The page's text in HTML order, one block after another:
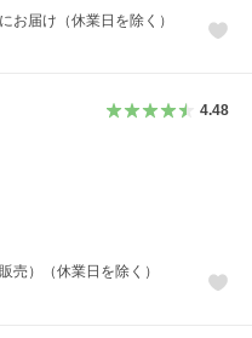
お届け（休業日を除く）
4.48
売）（休業日を除く）